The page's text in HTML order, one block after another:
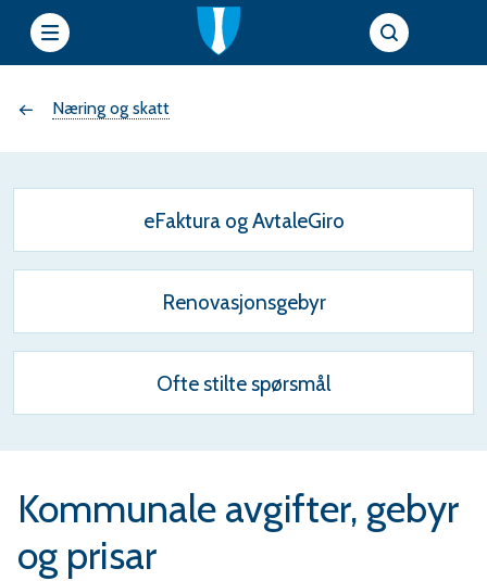
e
t
s
i
d
e
f
o
Du
er
Næring og skatt
eFaktura og AvtaleGiro
Renovasjonsgebyr
Ofte stilte spørsmål
Kommunale avgifter, gebyr
og prisar